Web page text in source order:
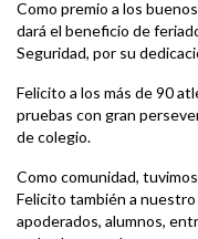
Como premio a los
dará el beneficio de
Seguridad, por su
Felicito a los más de 90
pruebas con gran
de colegio.
Como comunidad,
Felicito también a
apoderados, alumnos,